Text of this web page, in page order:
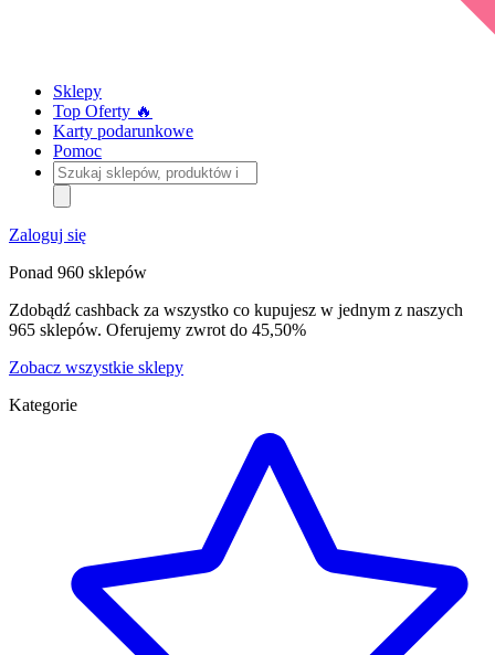
Sklepy
Top Oferty 🔥
Karty podarunkowe
Pomoc
Szukaj
sklepów,
produktów
i
kategorii
Zaloguj się
Ponad 960 sklepów
Zdobądź cashback za wszystko co kupujesz w jednym z naszych
965 sklepów. Oferujemy zwrot do 45,50%
Zobacz wszystkie sklepy
Kategorie